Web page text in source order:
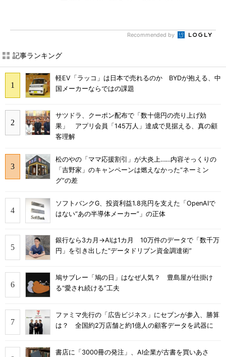
Recommended by
記事ランキング
軽EV「ラッコ」は日本で売れるのか BYDが抱える、中
国メーカーならではの課題
サツドラ、クーポン配布で「数十億円の売り上げ効
果」 アプリ会員「145万人」達成で見据える、真の顧
客理解
松のやの「ママ応援割引」が大炎上……内容そっくりの
「吉野家」のキャンペーンは燃えなかった“ネーミン
グ”の差
ソフトバンクG、投資利益1.8兆円を支えた「OpenAIで
はない“あの半導体メーカー”」の正体
銀行なら3カ月→AIは1カ月 10万件のデータで「数千万
円」を引き出した“データドリブン資金調達術”
鳩サブレー「鳩の日」はなぜ人気？ 豊島屋が仕掛け
る“愛され続ける”工夫
ファミマ先行の「広告ビジネス」にセブンが参入、勝算
は？ 全国約2万店舗と約1億人の顧客データを武器に
書店に「3000冊の発注」、AI企業が古書を買いあさ